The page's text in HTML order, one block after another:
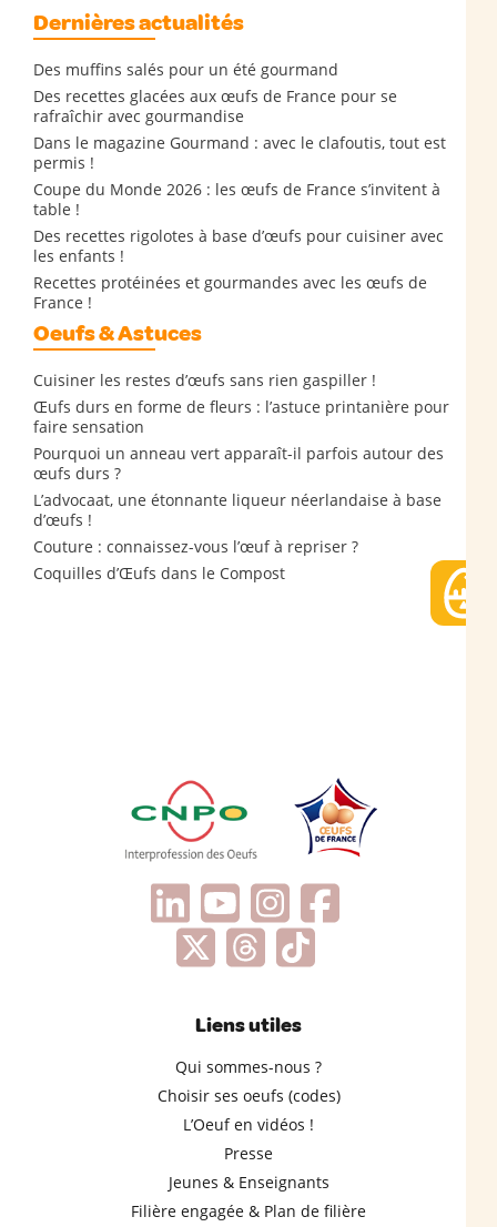
Dernières actualités
Des muffins salés pour un été gourmand
Des recettes glacées aux œufs de France pour se
rafraîchir avec gourmandise
Dans le magazine Gourmand : avec le clafoutis, tout est
permis !
Coupe du Monde 2026 : les œufs de France s’invitent à
table !
Des recettes rigolotes à base d’œufs pour cuisiner avec
les enfants !
Recettes protéinées et gourmandes avec les œufs de
France !
Oeufs & Astuces
Cuisiner les restes d’œufs sans rien gaspiller !
Œufs durs en forme de fleurs : l’astuce printanière pour
faire sensation
Pourquoi un anneau vert apparaît-il parfois autour des
œufs durs ?
L’advocaat, une étonnante liqueur néerlandaise à base
d’œufs !
Couture : connaissez-vous l’œuf à repriser ?
Coquilles d’Œufs dans le Compost
Liens utiles
Qui sommes-nous ?
Choisir ses oeufs (codes)
L’Oeuf en vidéos !
Presse
Jeunes & Enseignants
Filière engagée & Plan de filière